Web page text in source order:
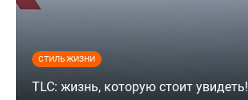
СТИЛЬ ЖИЗНИ
TLC: жизнь, которую стоит увидеть!